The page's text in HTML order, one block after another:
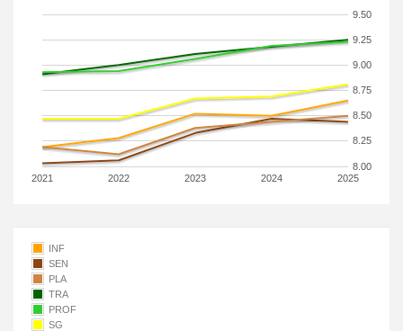
2021 2022 2023 2024 2025
8.00
8.25
8.50
8.75
9.00
9.25
9.50
INF
SEN
PLA
TRA
PROF
SG